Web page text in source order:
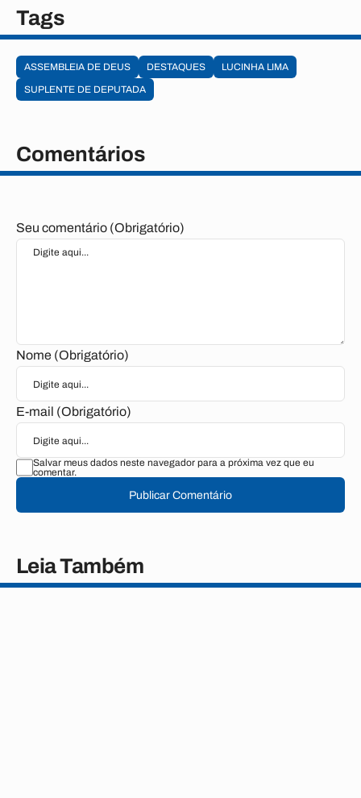
Tags
ASSEMBLEIA DE DEUS DESTAQUES
LUCINHA LIMA
SUPLENTE DE DEPUTADA
Comentários
Seu comentário (Obrigatório)
Nome (Obrigatório)
E-mail (Obrigatório)
Salvar meus dados neste navegador para a próxima vez que eu
comentar.
Publicar Comentário
Leia Também